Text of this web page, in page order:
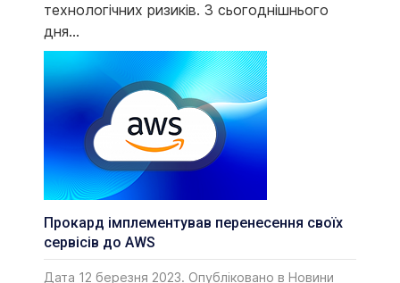
технологічних ризиків. З сьогоднішнього
дня...
Прокард імплементував перенесення своїх
сервісів до AWS
Дата 12 березня 2023. Опубліковано в Новини